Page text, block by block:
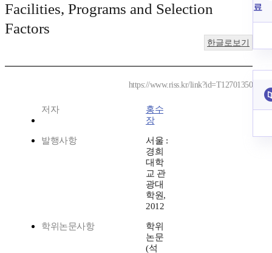
Facilities, Programs and Selection
Factors
한글로보기
https://www.riss.kr/link?id=T12701350
저자
홍수
장
발행사항
서울 :
경희
대학
교 관
광대
학원,
2012
학위논문사항
학위
논문
(석
료